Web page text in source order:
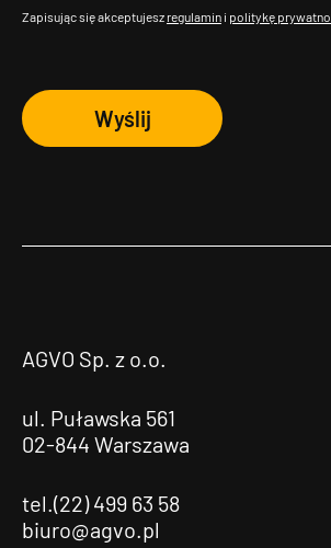
Zapisując się akceptujesz regulamin i politykę
Wyślij
AGVO Sp. z o.o.
ul. Puławska 561
02-844 Warszawa
tel.(22) 499 63 58
biuro@agvo.pl